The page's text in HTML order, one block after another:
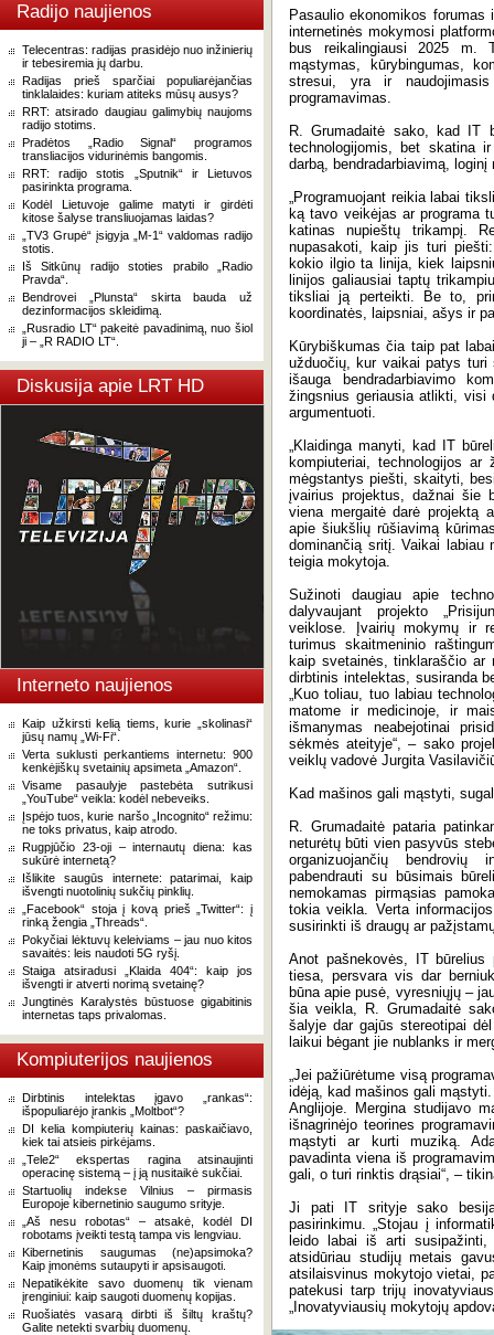
Radijo naujienos
Telecentras: radijas prasidėjo nuo inžinierių
ir tebesiremia jų darbu.
Radijas prieš sparčiai populiarėjančias
tinklalaides: kuriam atiteks mūsų ausys?
RRT: atsirado daugiau galimybių naujoms
radijo stotims.
Pradėtos „Radio Signal“ programos
transliacijos vidurinėmis bangomis.
RRT: radijo stotis „Sputnik“ ir Lietuvos
pasirinkta programa.
Kodėl Lietuvoje galime matyti ir girdėti
kitose šalyse transliuojamas laidas?
„TV3 Grupė“ įsigyja „M-1“ valdomas radijo
stotis.
Iš Sitkūnų radijo stoties prabilo „Radio
Pravda“.
Bendrovei „Plunsta“ skirta bauda už
dezinformacijos skleidimą.
„Rusradio LT“ pakeitė pavadinimą, nuo šiol
ji – „R RADIO LT“.
Diskusija apie LRT HD
Interneto naujienos
Kaip užkirsti kelią tiems, kurie „skolinasi“
jūsų namų „Wi-Fi“.
Verta suklusti perkantiems internetu: 900
kenkėjiškų svetainių apsimeta „Amazon“.
Visame pasaulyje pastebėta sutrikusi
„YouTube“ veikla: kodėl nebeveiks.
Įspėjo tuos, kurie naršo „Incognito“ režimu:
ne toks privatus, kaip atrodo.
Rugpjūčio 23-oji – internautų diena: kas
sukūrė internetą?
Išlikite saugūs internete: patarimai, kaip
išvengti nuotolinių sukčių pinklių.
„Facebook“ stoja į kovą prieš „Twitter“: į
rinką žengia „Threads“.
Pokyčiai lėktuvų keleiviams – jau nuo kitos
savaitės: leis naudoti 5G ryšį.
Staiga atsiradusi „Klaida 404“: kaip jos
išvengti ir atverti norimą svetainę?
Jungtinės Karalystės būstuose gigabitinis
internetas taps privalomas.
Kompiuterijos naujienos
Dirbtinis intelektas įgavo „rankas“:
išpopuliarėjo įrankis „Moltbot“?
DI kelia kompiuterių kainas: paskaičiavo,
kiek tai atsieis pirkėjams.
„Tele2“ ekspertas ragina atsinaujinti
operacinę sistemą – į ją nusitaikė sukčiai.
Startuolių indekse Vilnius – pirmasis
Europoje kibernetinio saugumo srityje.
„Aš nesu robotas“ – atsakė, kodėl DI
robotams įveikti testą tampa vis lengviau.
Kibernetinis saugumas (ne)apsimoka?
Kaip įmonėms sutaupyti ir apsisaugoti.
Nepatikėkite savo duomenų tik vienam
įrenginiui: kaip saugoti duomenų kopijas.
Ruošiatės vasarą dirbti iš šiltų kraštų?
Galite netekti svarbių duomenų.
Pasaulio ekonomikos forumas
internetinės mokymosi
bus reikalingiausi 2025 m.
mąstymas, kūrybingumas,
stresui, yra ir
programavimas.
R. Grumadaitė sako, kad IT
technologijomis, bet skatina
darbą, bendradarbiavimą, loginį
„Programuojant reikia labai
ką tavo veikėjas ar programa
katinas nupieštų trikampį.
nupasakoti, kaip jis turi
kokio ilgio ta linija, kiek
linijos galiausiai taptų
tiksliai ją perteikti. Be to,
koordinatės, laipsniai, ašys ir
Kūrybiškumas čia taip pat
užduočių, kur vaikai patys
išauga bendradarbiavimo
žingsnius geriausia atlikti, visi
argumentuoti.
„Klaidinga manyti, kad IT
kompiuteriai, technologijos
mėgstantys piešti, skaityti,
įvairius projektus, dažnai šie
viena mergaitė darė projektą
apie šiukšlių rūšiavimą
dominančią sritį. Vaikai labiau
teigia mokytoja.
Sužinoti daugiau apie
dalyvaujant projekto
veiklose. Įvairių mokymų ir
turimus skaitmeninio
kaip svetainės, tinklaraščio ar
dirbtinis intelektas, susiranda
„Kuo toliau, tuo labiau
matome ir medicinoje, ir
išmanymas neabejotinai
sėkmės ateityje“, – sako
veiklų vadovė Jurgita
Kad mašinos gali mąstyti,
R. Grumadaitė pataria
neturėtų būti vien pasyvūs
organizuojančių bendrovių
pabendrauti su būsimais
nemokamas pirmąsias
tokia veikla. Verta
susirinkti iš draugų ar
Anot pašnekovės, IT
tiesa, persvara vis dar
būna apie pusė, vyresniųjų –
šia veikla, R. Grumadaitė
šalyje dar gajūs stereotipai
laikui bėgant jie nublanks ir
„Jei pažiūrėtume visą
idėją, kad mašinos gali
Anglijoje. Mergina studijavo
išnagrinėjo teorines
mąstyti ar kurti muziką.
pavadinta viena iš
gali, o turi rinktis drąsiai“, –
Ji pati IT srityje sako
pasirinkimu. „Stojau į
leido labai iš arti susipažinti,
atsidūriau studijų metais
atsilaisvinus mokytojo vietai,
patekusi tarp trijų
„Inovatyviausių mokytojų